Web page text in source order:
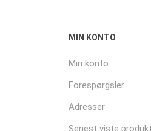
MIN KONTO
Min konto
Forespørgsler
Adresser
Senest viste